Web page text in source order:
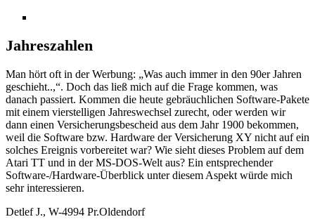
Jahreszahlen
Man hört oft in der Werbung: „Was auch immer in den 90er Jahren
geschieht..,“. Doch das ließ mich auf die Frage kommen, was
danach passiert. Kommen die heute gebräuchlichen Software-Pakete
mit einem vierstelligen Jahreswechsel zurecht, oder werden wir
dann einen Versicherungsbescheid aus dem Jahr 1900 bekommen,
weil die Software bzw. Hardware der Versicherung XY nicht auf ein
solches Ereignis vorbereitet war? Wie sieht dieses Problem auf dem
Atari TT und in der MS-DOS-Welt aus? Ein entsprechender
Software-/Hardware-Überblick unter diesem Aspekt würde mich
sehr interessieren.
Detlef J., W-4994 Pr.Oldendorf